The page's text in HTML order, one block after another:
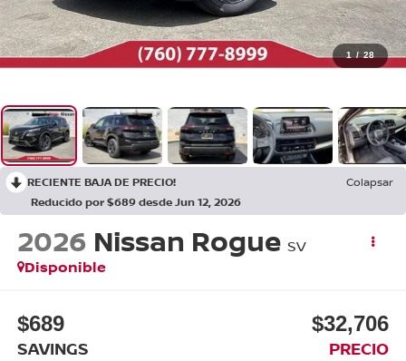
1 / 28
RECIENTE BAJA DE PRECIO!
Colapsar
Reducido por $689 desde Jun 12, 2026
2026 Nissan Rogue SV
Disponible
$689
SAVINGS
$32,706
PRECIO